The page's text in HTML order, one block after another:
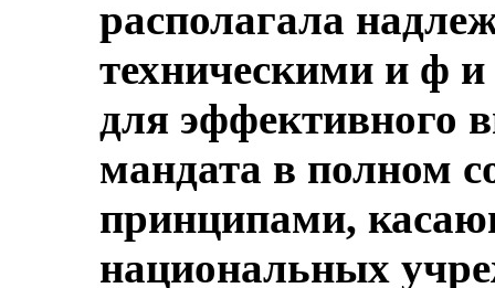
располагала
техническими и ф
для эффективного
мандата в полном
принципами,
национальных